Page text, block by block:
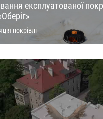
експлуатованої
покрівлі